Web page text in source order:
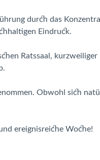
durch das
Eindruck.
Ratssaal,
Obwohl sich
ereignisreiche Woche!